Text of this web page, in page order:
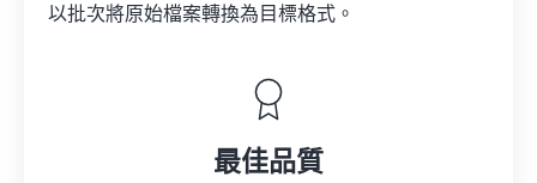
以批次將原始檔案轉換為目標格式。
最佳品質